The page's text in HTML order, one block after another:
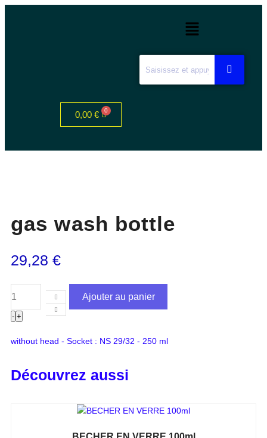
0,00 €
gas wash bottle
29,28 €
- +
Ajouter au panier
without head - Socket : NS 29/32 - 250 ml
Découvrez aussi